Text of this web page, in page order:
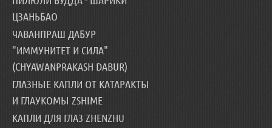
ЦЗАНЬБАО
ЧАВАНПРАШ ДАБУР
"ИММУНИТЕТ И СИЛА"
(CHYAWANPRAKASH DABUR)
ГЛАЗНЫЕ КАПЛИ ОТ КАТАРАКТЫ
И ГЛАУКОМЫ ZSHIME
КАПЛИ ДЛЯ ГЛАЗ ZHENZHU